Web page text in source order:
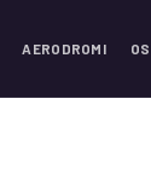
AERODROMI